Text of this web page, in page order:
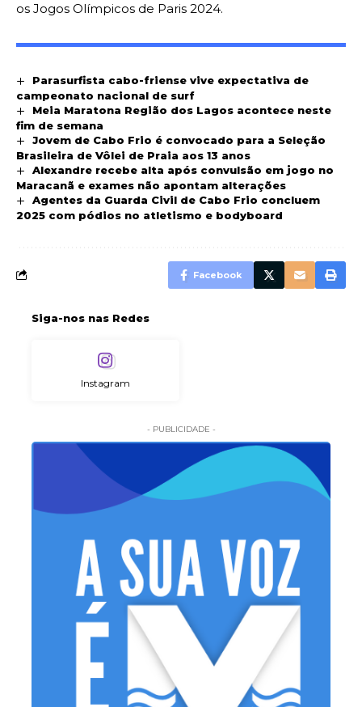
os Jogos Olímpicos de Paris 2024.
Parasurfista cabo-friense vive expectativa de
campeonato nacional de surf
Meia Maratona Região dos Lagos acontece neste
fim de semana
Jovem de Cabo Frio é convocado para a Seleção
Brasileira de Vôlei de Praia aos 13 anos
Alexandre recebe alta após convulsão em jogo no
Maracanã e exames não apontam alterações
Agentes da Guarda Civil de Cabo Frio concluem
2025 com pódios no atletismo e bodyboard
Facebook
Siga-nos nas Redes
Instagram
- PUBLICIDADE -